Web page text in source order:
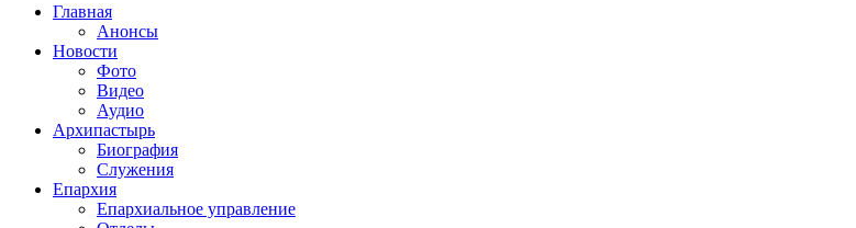
Главная
Анонсы
Новости
Фото
Видео
Аудио
Архипастырь
Биография
Служения
Епархия
Епархиальное управление